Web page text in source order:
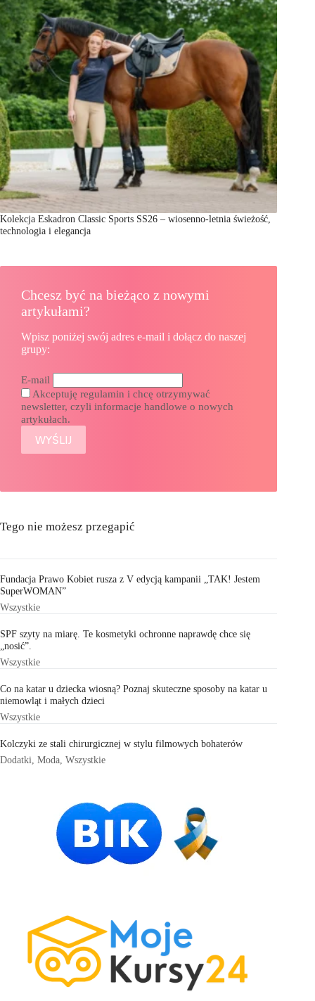
Kolekcja Eskadron Classic Sports SS26 – wiosenno-letnia świeżość,
technologia i elegancja
Chcesz być na bieżąco z nowymi
artykułami?
Wpisz poniżej swój adres e-mail i dołącz do naszej
grupy:
E-mail
Akceptuję regulamin i chcę otrzymywać
newsletter, czyli informacje handlowe o nowych
artykułach.
Tego nie możesz przegapić
Fundacja Prawo Kobiet rusza z V edycją kampanii „TAK! Jestem
SuperWOMAN”
Wszystkie
SPF szyty na miarę. Te kosmetyki ochronne naprawdę chce się
„nosić”.
Wszystkie
Co na katar u dziecka wiosną? Poznaj skuteczne sposoby na katar u
niemowląt i małych dzieci
Wszystkie
Kolczyki ze stali chirurgicznej w stylu filmowych bohaterów
Dodatki Moda Wszystkie